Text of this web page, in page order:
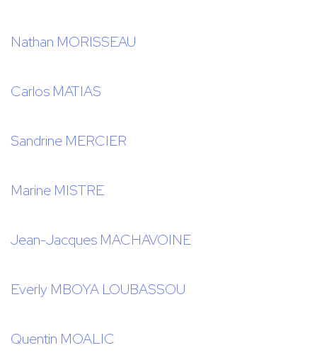
Nathan MORISSEAU
Carlos MATIAS
Sandrine MERCIER
Marine MISTRE
Jean-Jacques MACHAVOINE
Everly MBOYA LOUBASSOU
Quentin MOALIC